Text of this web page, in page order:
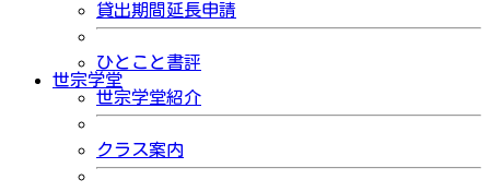
貸出期間延長申請
ひとこと書評
世宗学堂
世宗学堂紹介
クラス案内